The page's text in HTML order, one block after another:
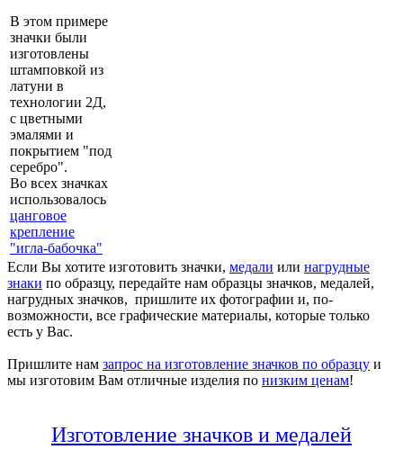
В этом примере
значки были
изготовлены
штамповкой из
латуни в
технологии 2Д,
с цветными
эмалями и
покрытием "под
серебро".
Во всех значках
использовалось
цанговое
крепление
"игла-бабочка"
Если Вы хотите изготовить значки, медали или нагрудные
знаки по образцу, передайте нам образцы значков, медалей,
нагрудных значков, пришлите их фотографии и, по-
возможности, все графические материалы, которые только
есть у Вас.
Пришлите нам запрос на изготовление значков по образцу и
мы изготовим Вам отличные изделия по низким ценам!
Изготовление значков и медалей